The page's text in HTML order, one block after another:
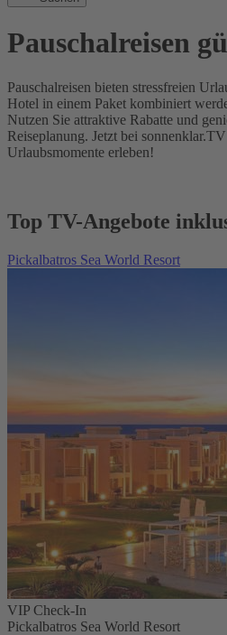
Pauschalreisen
Pauschalreisen bieten stressfreien
Hotel in einem Paket kombiniert
Nutzen Sie attraktive Rabatte und
Reiseplanung. Jetzt bei
Urlaubsmomente erleben!
Top TV-Angebote
Pickalbatros Sea World Resort
VIP Check-In
Pickalbatros Sea World Resort